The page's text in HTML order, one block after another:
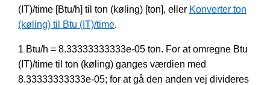
(IT)/time [Btu/h] til ton (køling) [ton], eller Konverter ton
(køling) til Btu (IT)/time.
1 Btu/h = 8.33333333333e-05 ton. For at omregne Btu
(IT)/time til ton (køling) ganges værdien med
8.33333333333e-05; for at gå den anden vej divideres